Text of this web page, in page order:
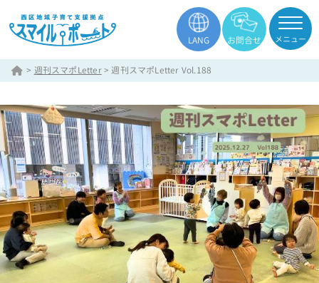
LANG お問合せ メニュー
> 週刊スマポLetter> 週刊スマポLetter Vol.188